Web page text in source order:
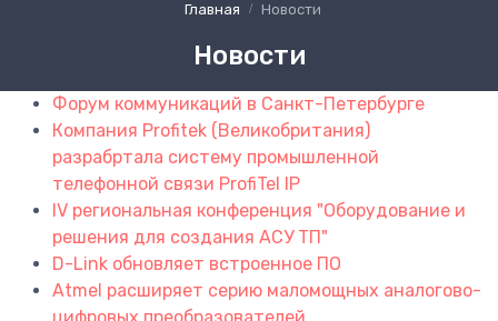
Главная Новости
Новости
Форум коммуникаций в Санкт-Петербурге
Компания Profitek (Великобритания)
разрабртала систему промышленной
телефонной связи ProfiTel IP
IV региональная конференция "Оборудование и
решения для создания АСУ ТП"
D-Link обновляет встроенное ПО
Atmel расширяет серию маломощных аналогово-
цифровых преобразователей